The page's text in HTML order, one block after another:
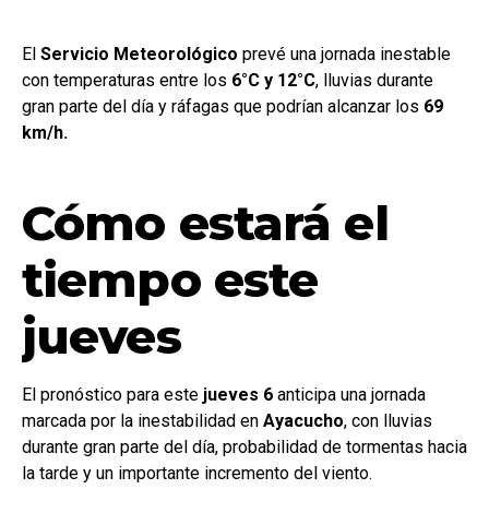
El Servicio Meteorológico prevé una jornada inestable
con temperaturas entre los 6°C y 12°C, lluvias durante
gran parte del día y ráfagas que podrían alcanzar los 69
km/h.
Cómo estará el
tiempo este
jueves
El pronóstico para este jueves 6 anticipa una jornada
marcada por la inestabilidad en Ayacucho, con lluvias
durante gran parte del día, probabilidad de tormentas hacia
la tarde y un importante incremento del viento.